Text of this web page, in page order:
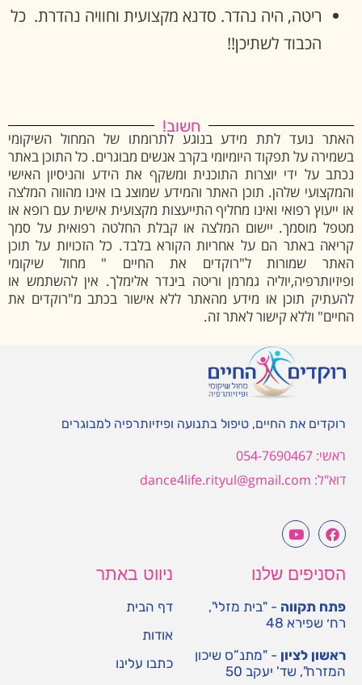
ריטה, היה נהדר. סדנא מקצועית וחוויה נהדרת. כל
הכבוד לשתיכן!!
חשוב!
האתר נועד לתת מידע בנוגע לתרומתו של המחול השיקומי
בשמירה על תפקוד היומיומי בקרב אנשים מבוגרים. כל התוכן באתר
נכתב על ידי יוצרות התוכנית ומשקף את הידע והניסיון האישי
והמקצועי שלהן. תוכן האתר והמידע שמוצג בו אינו מהווה המלצה
או ייעוץ רפואי ואינו מחליף התייעצות מקצועית אישית עם רופא או
מטפל מוסמך. יישום המלצה או קבלת החלטה רפואית על סמך
קריאה באתר הם על אחריות הקורא בלבד. כל הזכויות על תוכן
האתר שמורות ל"רוקדים את החיים " מחול שיקומי
ופיזיותרפיה,יוליה גמרמן וריטה בינדר אלימלך. אין להשתמש או
להעתיק תוכן או מידע מהאתר ללא אישור בכתב מ"רוקדים את
החיים" וללא קישור לאתר זה.
רוקדים את החיים, טיפול בתנועה ופיזיותרפיה למבוגרים
ראשי: 054-7690467
דוא"ל: dance4life.rityul@gmail.com
הסניפים שלנו
פתח תקווה - "בית מזלי",
רח׳ שפירא 48
ראשון לציון - "מתנ”ס שיכון
המזרח", שד' יעקב 50
ניווט באתר
דף הבית
אודות
כתבו עלינו